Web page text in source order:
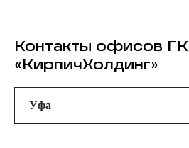
Контакты офисов ГК
«КирпичХолдинг»